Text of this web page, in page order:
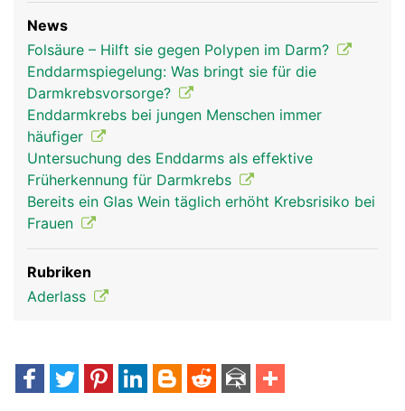
News
Folsäure – Hilft sie gegen Polypen im Darm?
Enddarmspiegelung: Was bringt sie für die
Darmkrebsvorsorge?
Enddarmkrebs bei jungen Menschen immer
häufiger
Untersuchung des Enddarms als effektive
Früherkennung für Darmkrebs
Bereits ein Glas Wein täglich erhöht Krebsrisiko bei
Frauen
Rubriken
Aderlass